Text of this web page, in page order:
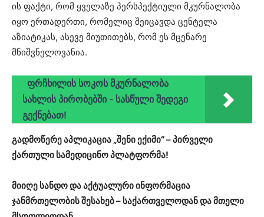
ის ფაქტი, რომ ყველაზე პერსპექტიული მკურნალობა
იყო ერთადერთი, რომელიც შეიცავდა ცენტელა
აზიატიკას, ასევე მიუთითებს, რომ ეს მცენარე
მნიშვნელოვანია.
ფრჩხილის სოკოს მკურნალობა
სახლის პირობებში - სასწული შედეგი
გექნებათ!
გადმოწერე აპლიკაცია „შენი ექიმი“ – პირველი
ქართული სამედიცინო პლატფორმა!
მიიღე სანდო და აქტუალური ინფორმაცია
ჯანმრთელობის შესახებ – საქართველოდან და მთელი